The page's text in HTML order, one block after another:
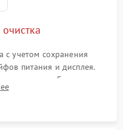
с учетом сохранения
питания и дисплея.
и пыли. Бережная
специализированными